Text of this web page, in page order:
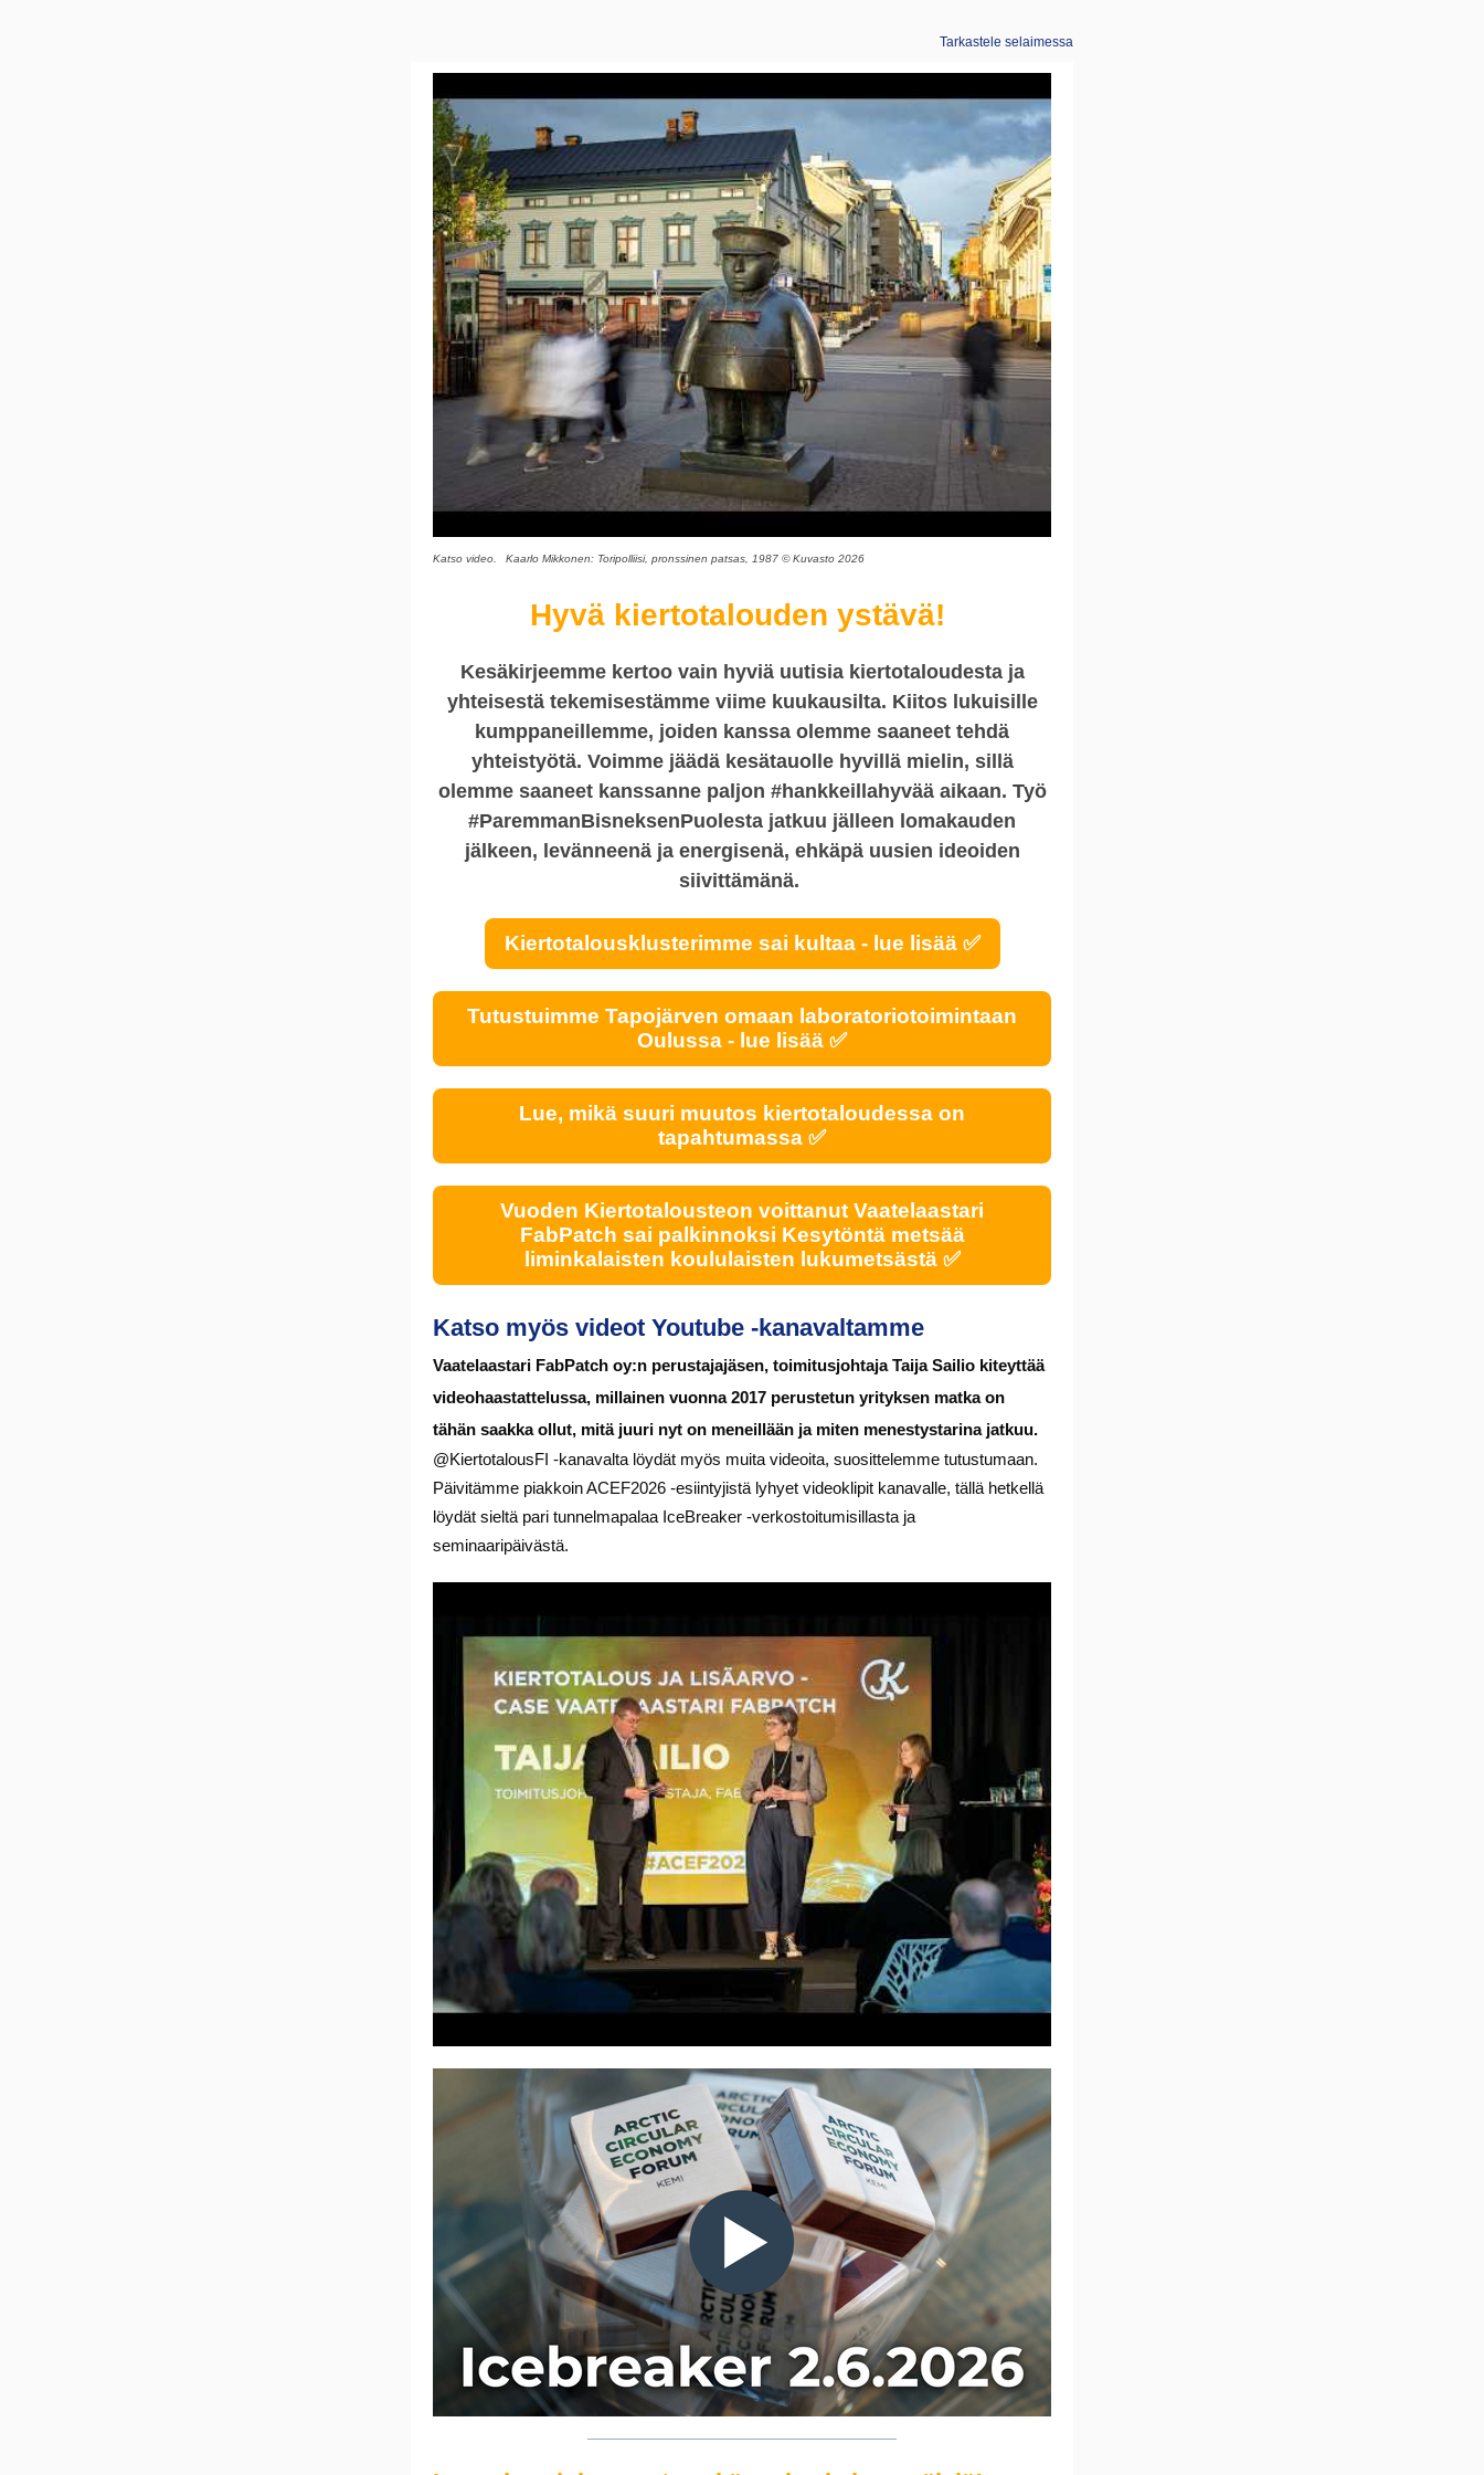
Tarkastele selaimessa
Katso video. Kaarlo Mikkonen: Toripolliisi, pronssinen patsas, 1987 © Kuvasto 2026
Hyvä kiertotalouden ystävä!
Kesäkirjeemme kertoo vain hyviä uutisia kiertotaloudesta ja
yhteisestä tekemisestämme viime kuukausilta. Kiitos lukuisille
kumppaneillemme, joiden kanssa olemme saaneet tehdä
yhteistyötä. Voimme jäädä kesätauolle hyvillä mielin, sillä
olemme saaneet kanssanne paljon #hankkeillahyvää aikaan. Työ
#ParemmanBisneksenPuolesta jatkuu jälleen lomakauden
jälkeen, levänneenä ja energisenä, ehkäpä uusien ideoiden
siivittämänä.
Kiertotalousklusterimme sai kultaa - lue lisää ✅
Tutustuimme Tapojärven omaan laboratoriotoimintaan
Oulussa - lue lisää ✅
Lue, mikä suuri muutos kiertotaloudessa on
tapahtumassa ✅
Vuoden Kiertotalousteon voittanut Vaatelaastari
FabPatch sai palkinnoksi Kesytöntä metsää
liminkalaisten koululaisten lukumetsästä ✅
Katso myös videot Youtube -kanavaltamme
Vaatelaastari FabPatch oy:n perustajajäsen, toimitusjohtaja Taija Sailio kiteyttää
videohaastattelussa, millainen vuonna 2017 perustetun yrityksen matka on
tähän saakka ollut, mitä juuri nyt on meneillään ja miten menestystarina jatkuu.
@KiertotalousFI -kanavalta löydät myös muita videoita, suosittelemme tutustumaan.
Päivitämme piakkoin ACEF2026 -esiintyjistä lyhyet videoklipit kanavalle, tällä hetkellä
löydät sieltä pari tunnelmapalaa IceBreaker -verkostoitumisillasta ja
seminaaripäivästä.